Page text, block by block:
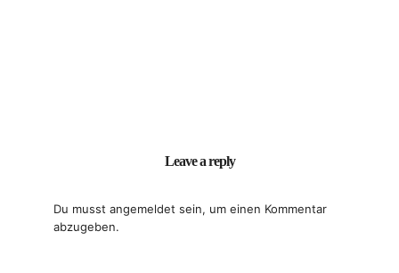
Leave a reply
Du musst angemeldet sein, um einen Kommentar
abzugeben.